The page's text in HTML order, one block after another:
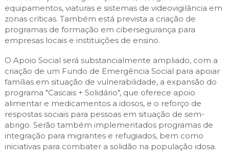
equipamentos, viaturas e sistemas de videovigilância em
zonas críticas. Também está prevista a criação de
programas de formação em cibersegurança para
empresas locais e instituições de ensino.
O Apoio Social será substancialmente ampliado, com a
criação de um Fundo de Emergência Social para apoiar
famílias em situação de vulnerabilidade, a expansão do
programa "Cascais + Solidário", que oferece apoio
alimentar e medicamentos a idosos, e o reforço de
respostas sociais para pessoas em situação de sem-
abrigo. Serão também implementados programas de
integração para migrantes e refugiados, bem como
iniciativas para combater a solidão na população idosa.